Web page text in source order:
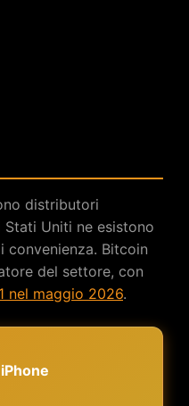
distributori
Uniti ne esistono
Bitcoin
del settore, con
nel maggio 2026.